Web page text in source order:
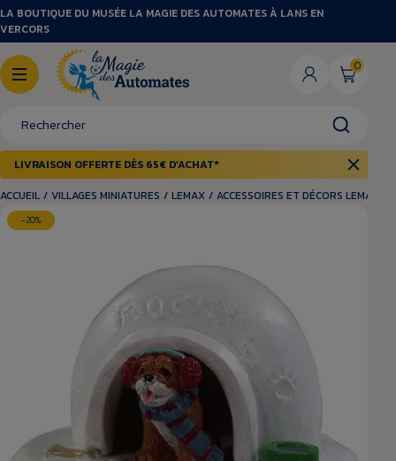
LA BOUTIQUE DU MUSÉE LA MAGIE DES AUTOMATES À LANS EN
VERCORS
0
LIVRAISON OFFERTE DÈS 65€ D’ACHAT*
ACCUEIL / VILLAGES MINIATURES / LEMAX / ACCESSOIRES ET DÉCORS LEMAX
-20%